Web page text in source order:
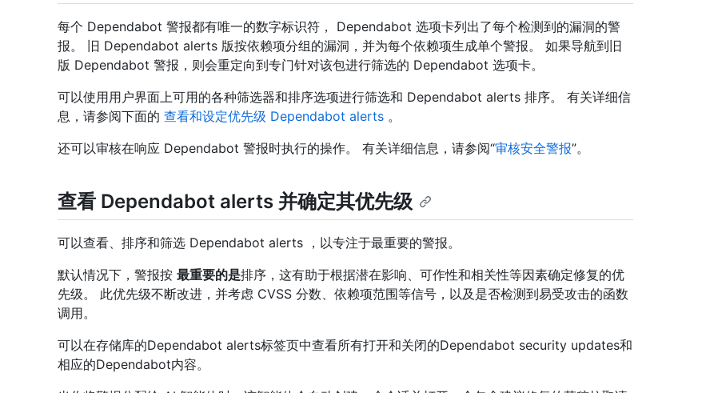
每个 Dependabot 警报都有唯一的数字标识符， Dependabot 选项卡列出了每个检测到的漏洞的警
报。 旧 Dependabot alerts 版按依赖项分组的漏洞，并为每个依赖项生成单个警报。 如果导航到旧
版 Dependabot 警报，则会重定向到专门针对该包进行筛选的 Dependabot 选项卡。
可以使用用户界面上可用的各种筛选器和排序选项进行筛选和 Dependabot alerts 排序。 有关详细信
息，请参阅下面的 查看和设定优先级 Dependabot alerts 。
还可以审核在响应 Dependabot 警报时执行的操作。 有关详细信息，请参阅“审核安全警报”。
查看 Dependabot alerts 并确定其优先级
可以查看、排序和筛选 Dependabot alerts ，以专注于最重要的警报。
默认情况下，警报按 最重要的是排序，这有助于根据潜在影响、可作性和相关性等因素确定修复的优
先级。 此优先级不断改进，并考虑 CVSS 分数、依赖项范围等信号，以及是否检测到易受攻击的函数
调用。
可以在存储库的Dependabot alerts标签页中查看所有打开和关闭的Dependabot security updates和
相应的Dependabot内容。